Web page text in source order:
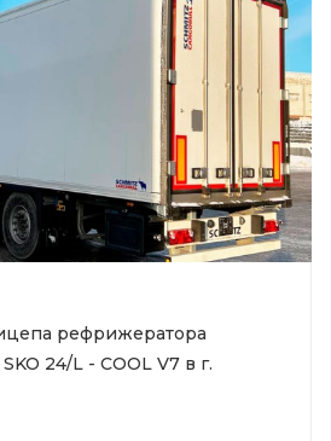
рефрижератора
24/L - COOL V7 в г.